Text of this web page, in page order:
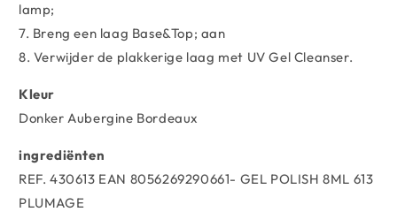
lamp;
7. Breng een laag Base&Top; aan
8. Verwijder de plakkerige laag met UV Gel Cleanser.
Kleur
Donker Aubergine Bordeaux
ingrediënten
REF. 430613 EAN 8056269290661- GEL POLISH 8ML 613
PLUMAGE